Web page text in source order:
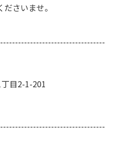
さいませ。
目2-1-201